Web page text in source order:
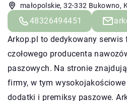
małopolskie, 32-332 Bukowno,
48326494451
Arkop.pl to dedykowany serwis
czołowego producenta
paszowych. Na stronie
firmy, w tym
dodatki i premiksy paszowe.